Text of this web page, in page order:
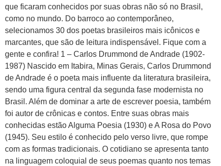
que ficaram conhecidos por suas obras não só no Brasil,
como no mundo. Do barroco ao contemporâneo,
selecionamos 30 dos poetas brasileiros mais icônicos e
marcantes, que são de leitura indispensável. Fique com a
gente e confira! 1 – Carlos Drummond de Andrade (1902-
1987) Nascido em Itabira, Minas Gerais, Carlos Drummond
de Andrade é o poeta mais influente da literatura brasileira,
sendo uma figura central da segunda fase modernista no
Brasil. Além de dominar a arte de escrever poesia, também
foi autor de crônicas e contos. Entre suas obras mais
conhecidas estão Alguma Poesia (1930) e A Rosa do Povo
(1945). Seu estilo é conhecido pelo verso livre, que rompe
com as formas tradicionais. O cotidiano se apresenta tanto
na linguagem coloquial de seus poemas quanto nos temas